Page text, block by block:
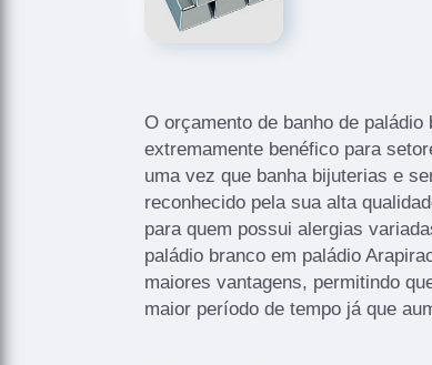
O orçamento de banho de
extremamente benéfico para
uma vez que banha bijuterias e
reconhecido pela sua alta
para quem possui alergias
paládio branco em paládio
maiores vantagens, permitindo
maior período de tempo já que